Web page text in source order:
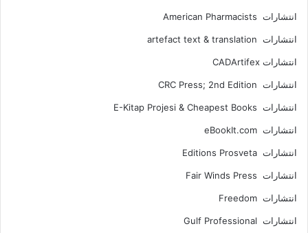
انتشارات American Pharmacists
انتشارات artefact text & translation
انتشارات ‎ CADArtifex
انتشارات CRC Press; 2nd Edition
انتشارات E-Kitap Projesi & Cheapest Books
انتشارات eBookIt.com
انتشارات Editions Prosveta
انتشارات Fair Winds Press
انتشارات Freedom
انتشارات Gulf Professional